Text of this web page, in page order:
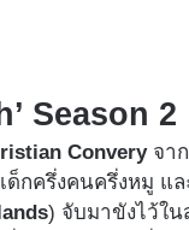
Season 2
Converyจาก
ด็กครึ่งคนครึ่งหมู แ
) จับมาขังไว้ใน